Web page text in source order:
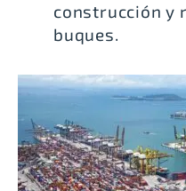
construcción y
buques.